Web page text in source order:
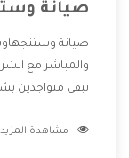
صيانة
صيانة
والمباشر مع
نبقى متواجدين
الشركة بها والتى
مشاهدة المزيد